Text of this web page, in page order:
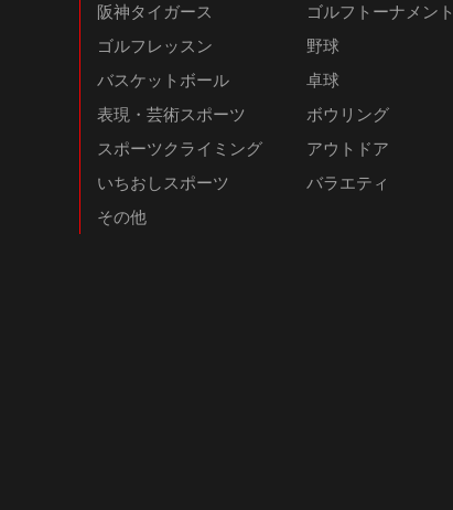
阪神タイガース
ゴルフトーナメント
ゴルフレッスン
野球
バスケットボール
卓球
表現・芸術スポーツ
ボウリング
スポーツクライミング
アウトドア
いちおしスポーツ
バラエティ
その他